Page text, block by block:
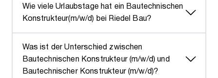
Wie viele Urlaubstage hat ein Bautechnischen
Konstrukteur(m/w/d) bei Riedel Bau?
Was ist der Unterschied zwischen
Bautechnischen Konstrukteur (m/w/d) und
Bautechnischer Konstrukteur (m/w/d)?